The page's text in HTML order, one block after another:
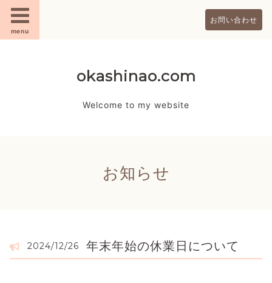
menu
お問い合わせ
okashinao.com
Welcome to my website
お知らせ
2024/12/26 年末年始の休業日について